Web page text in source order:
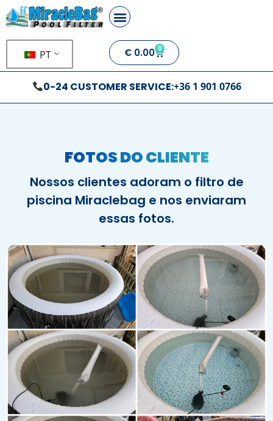
PT € 0.00 0
0-24 CUSTOMER SERVICE:+36 1 901 0766
FOTOS DO CLIENTE
Nossos clientes adoram o filtro de
piscina Miraclebag e nos enviaram
essas fotos.